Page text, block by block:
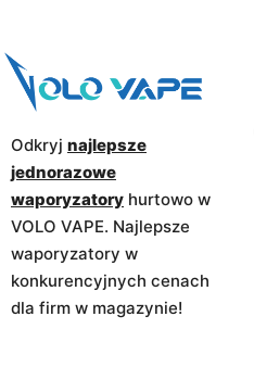
Odkryj najlepsze
jednorazowe
waporyzatory hurtowo w
VOLO VAPE. Najlepsze
waporyzatory w
konkurencyjnych cenach
dla firm w magazynie!